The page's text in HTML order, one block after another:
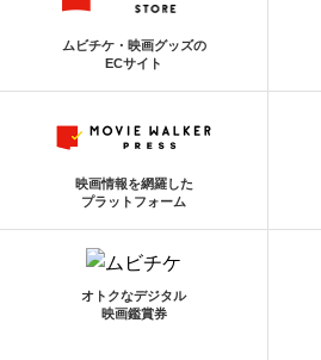
ムビチケ・映画グッズの
ECサイト
映画情報を網羅した
プラットフォーム
オトクなデジタル
映画鑑賞券